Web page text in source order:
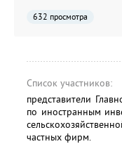
632 просмотра
Список участников:
представители
по иностранным
частных фирм.